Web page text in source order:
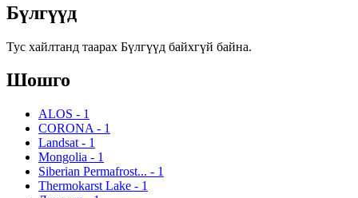
Бүлгүүд
Тус хайлтанд таарах Бүлгүүд байхгүй байна.
Шошго
ALOS - 1
CORONA - 1
Landsat - 1
Mongolia - 1
Siberian Permafrost... - 1
Thermokarst Lake - 1